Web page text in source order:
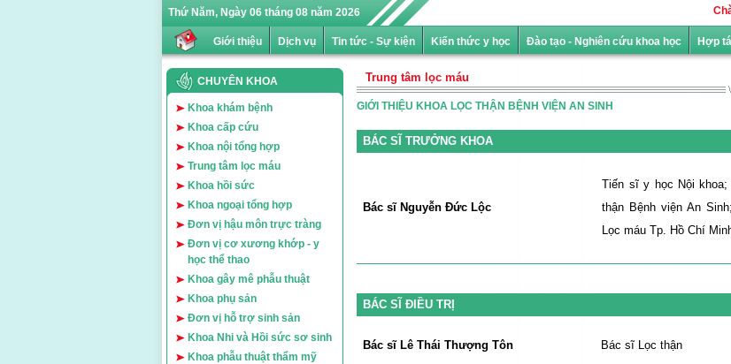
Thứ Năm, Ngày 06 tháng 08 năm 2026
Giới thiệu Dịch vụ Tin tức - Sự kiện Kiến thức y học Đào tạo - Nghiên cứu khoa học Hợp
CHUYÊN KHOA
Khoa khám bệnh
Khoa cấp cứu
Khoa nội tổng hợp
Trung tâm lọc máu
Khoa hồi sức
Khoa ngoại tổng hợp
Đơn vị hậu môn trực tràng
Đơn vị cơ xương khớp - y
học thể thao
Khoa gây mê phẫu thuật
Khoa phụ sản
Đơn vị hỗ trợ sinh sản
Khoa Nhi và Hồi sức sơ sinh
Khoa phẫu thuật thẩm mỹ
Trung tâm lọc máu
GIỚI THIỆU KHOA LỌC THẬN BỆNH VIỆN AN SINH
BÁC SĨ TRƯỞNG KHOA
Bác sĩ Nguyễn Đức Lộc
Tiến sĩ y học Nội
thận Bệnh viện An
Lọc máu Tp. Hồ Chí
BÁC SĨ ĐIỀU TRỊ
Bác sĩ Lê Thái Thượng Tôn Bác sĩ Lọc thận